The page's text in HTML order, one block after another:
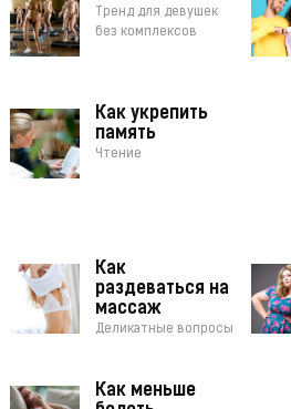
Тренд для девушек
без комплексов
Как укрепить
память
Чтение
Как
раздеваться на
массаж
Деликатные вопросы
Как меньше